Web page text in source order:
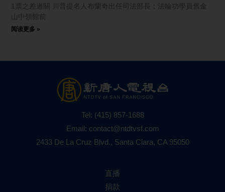
1票之差過關 川普提名人布蘭奇出任司法部長；法輪功學員舊金
山中領館前
阅读更多 »
Tel: (415) 857-1688
Email: contact@ntdtvsf.com
2433 De La Cruz Blvd., Santa Clara, CA 95050
直播
捐款